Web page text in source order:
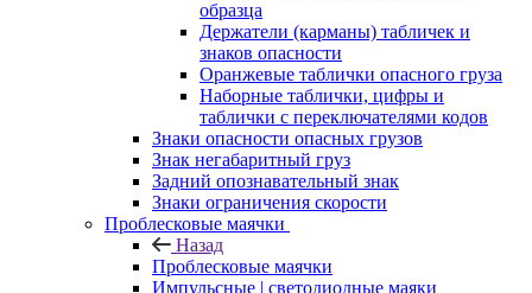
образца
Держатели (карманы) табличек и
знаков опасности
Оранжевые таблички опасного груза
Наборные таблички, цифры и
таблички с переключателями кодов
Знаки опасности опасных грузов
Знак негабаритный груз
Задний опознавательный знак
Знаки ограничения скорости
Проблесковые маячки
Назад
Проблесковые маячки
Импульсные | светодиодные маяки